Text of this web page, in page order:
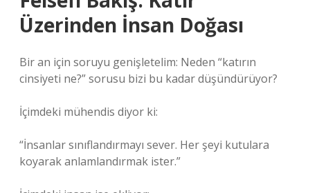
Üzerinden İnsan Doğası
Bir an için soruyu genişletelim: Neden “katırın
cinsiyeti ne?” sorusu bizi bu kadar düşündürüyor?
İçimdeki mühendis diyor ki:
“İnsanlar sınıflandırmayı sever. Her şeyi kutulara
koyarak anlamlandırmak ister.”